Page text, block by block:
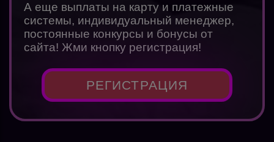
А еще выплаты на карту и платежные
системы, индивидуальный менеджер,
постоянные конкурсы и бонусы от
сайта! Жми кнопку регистрация!
РЕГИСТРАЦИЯ